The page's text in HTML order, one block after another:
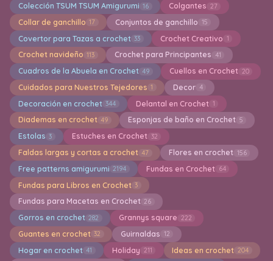
Colección TSUM TSUM Amigurumi 16 Colgantes 27
Collar de ganchillo 17 Conjuntos de ganchillo 15
Covertor para Tazas a crochet 33 Crochet Creativo 1
Crochet navideño 113 Crochet para Principantes 41
Cuadros de la Abuela en Crochet 49 Cuellos en Crochet 20
Cuidados para Nuestros Tejedores 1 Decor 4
Decoración en crochet 344 Delantal en Crochet 1
Diademas en crochet 49 Esponjas de baño en Crochet 5
Estolas 3 Estuches en Crochet 32
Faldas largas y cortas a crochet 47 Flores en crochet 156
Free patterns amigurumi 2194 Fundas en Crochet 64
Fundas para Libros en Crochet 3
Fundas para Macetas en Crochet 26
Gorros en crochet 282 Grannys square 222
Guantes en crochet 32 Guirnaldas 12
Hogar en crochet 41 Holiday 211 Ideas en crochet 204